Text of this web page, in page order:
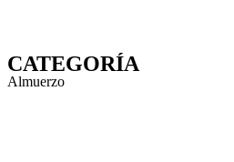
CATEGORÍA
Almuerzo